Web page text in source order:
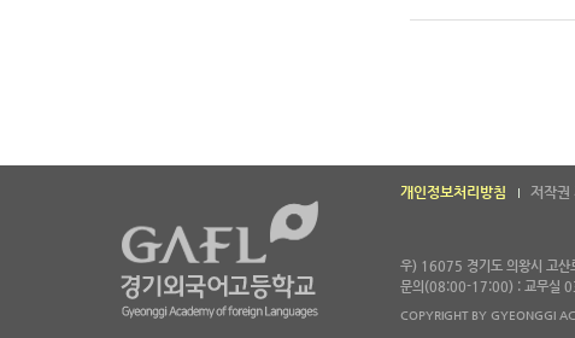
개인정보처리방침 저작권
우) 16075 경기도 의왕시 고산
문의(08:00-17:00) : 교무실
COPYRIGHT BY GYEONGGI